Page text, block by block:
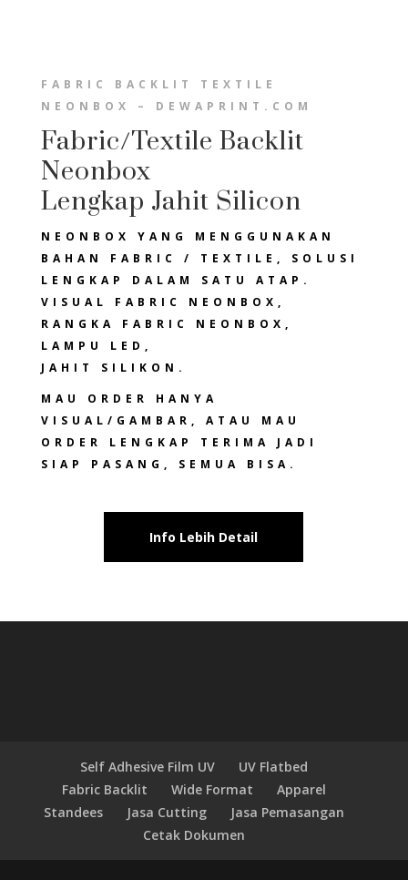
FABRIC BACKLIT TEXTILE
NEONBOX – DEWAPRINT.COM
Fabric/Textile Backlit
Neonbox
Lengkap Jahit Silicon
NEONBOX YANG MENGGUNAKAN
BAHAN FABRIC / TEXTILE, SOLUSI
LENGKAP DALAM SATU ATAP.
VISUAL FABRIC NEONBOX,
RANGKA FABRIC NEONBOX,
LAMPU LED,
JAHIT SILIKON.
MAU ORDER HANYA
VISUAL/GAMBAR, ATAU MAU
ORDER LENGKAP TERIMA JADI
SIAP PASANG, SEMUA BISA.
Info Lebih Detail
Self Adhesive Film UV
UV Flatbed
Fabric Backlit
Wide Format
Apparel
Standees
Jasa Cutting
Jasa Pemasangan
Cetak Dokumen